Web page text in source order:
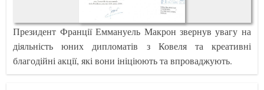
Президент Франції Еммануель Макрон звернув увагу на
діяльність юних дипломатів з Ковеля та креативні
благодійні акції, які вони ініціюють та впроваджують.